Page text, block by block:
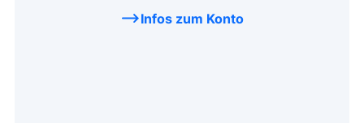
Infos zum Konto